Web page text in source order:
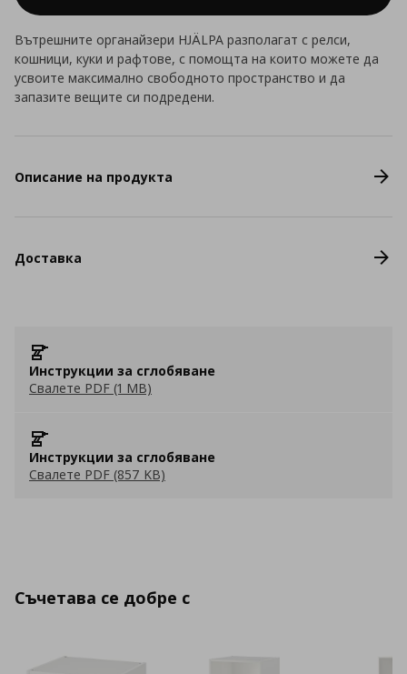
Вътрешните органайзери HJÄLPA разполагат с релси,
кошници, куки и рафтове, с помощта на които можете да
усвоите максимално свободното пространство и да
запазите вещите си подредени.
Описание на продукта
Доставка
Инструкции за сглобяване
Свалете PDF (1 MB)
Инструкции за сглобяване
Свалете PDF (857 KB)
Съчетава се добре с